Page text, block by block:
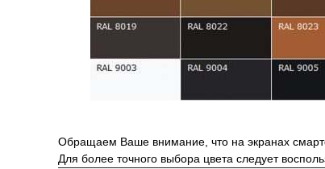
Обращаем Ваше внимание, что на экранах
Для более точного выбора цвета следует